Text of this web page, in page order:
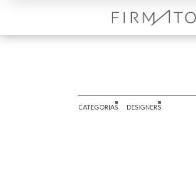
CATEGORIAS DESIGNERS